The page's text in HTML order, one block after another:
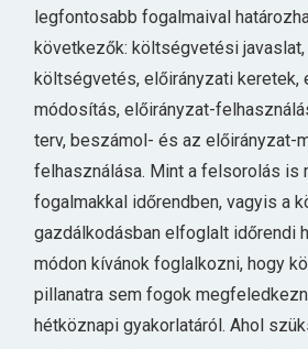
legfontosabb fogalmaival
következők: költségvetési
költségvetés, előirányzati keretek,
módosítás, előirányzat-
terv, beszámol- és az előirányzat-
felhasználása. Mint a felsorolás is
fogalmakkal időrendben, vagyis a
gazdálkodásban elfoglalt időrendi
módon kívánok foglalkozni, hogy
pillanatra sem fogok
hétköznapi gyakorlatáról. Ahol